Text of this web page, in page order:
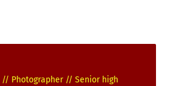
// Photographer // Senior high